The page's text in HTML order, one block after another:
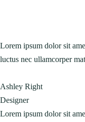
Lorem ipsum dolor sit
luctus nec ullamcorper
Ashley Right
Designer
Lorem ipsum dolor sit